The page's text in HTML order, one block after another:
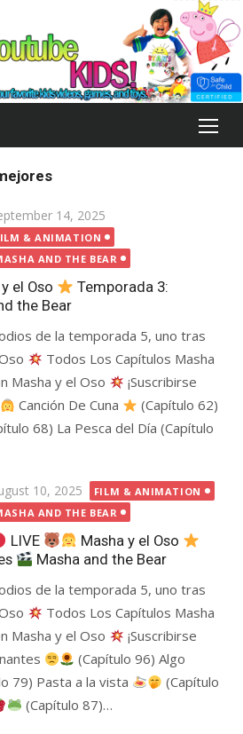
14, 2025
& ANIMATION
AND THE BEAR
el Oso
Temporada 3:
the Bear
de la temporada 5, uno tras
Todos Los Capítulos Masha
Masha y el Oso
¡Suscribirse
Canción De Cuna
(Capítulo 62)
68) La Pesca del Día (Capítulo
10, 2025
FILM & ANIMATION
AND THE BEAR
LIVE
Masha y el Oso
Masha and the Bear
de la temporada 5, uno tras
Todos Los Capítulos Masha
Masha y el Oso
¡Suscribirse
(Capítulo 96) Algo
79) Pasta a la vista
(Capítulo
(Capítulo 87)…